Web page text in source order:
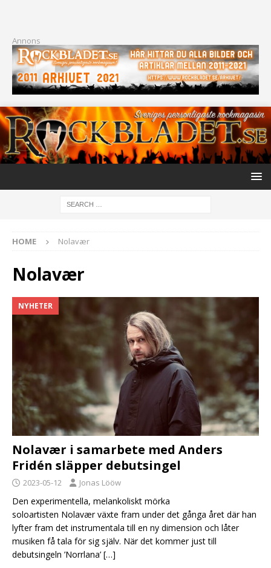
Annons
HOME Nolavær
Nolavær
NYHETER
Nolavær i samarbete med Anders
Fridén släpper debutsingel
2023-05-12 Jonas Lööw
Den experimentella, melankoliskt mörka
soloartisten Nolavær växte fram under det gånga året där han
lyfter fram det instrumentala till en ny dimension och låter
musiken få tala för sig själv. När det kommer just till
debutsingeln ’Norrlana’ […]